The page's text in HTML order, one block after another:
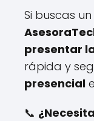
Si buscas un
presentar
rápida y
presencial
📞